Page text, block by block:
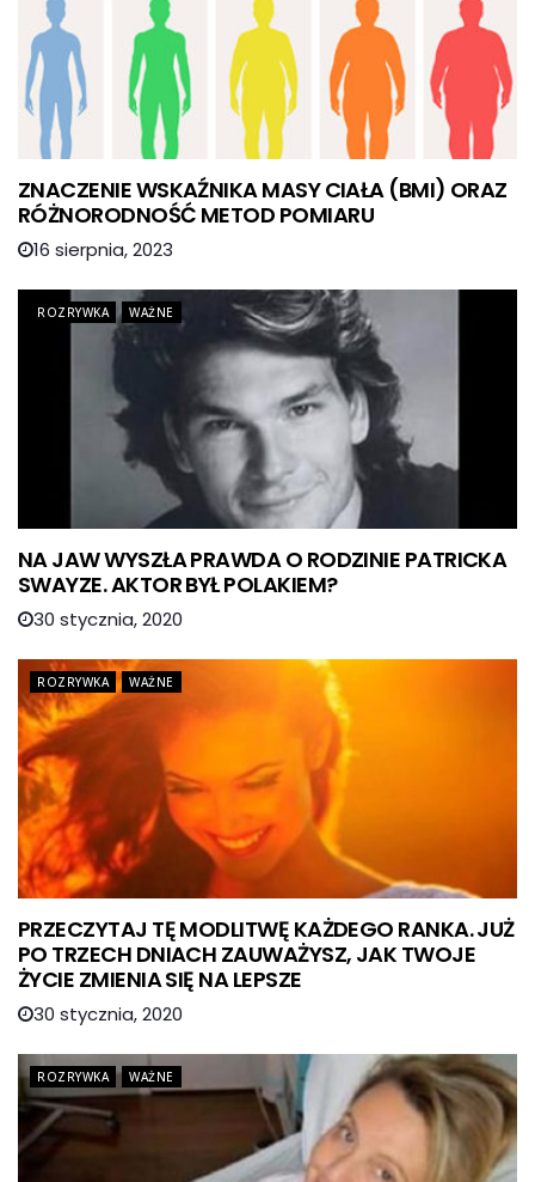
ZNACZENIE WSKAŹNIKA MASY CIAŁA (BMI) ORAZ
RÓŻNORODNOŚĆ METOD POMIARU
16 sierpnia, 2023
ROZRYWKA WAŻNE
NA JAW WYSZŁA PRAWDA O RODZINIE PATRICKA
SWAYZE. AKTOR BYŁ POLAKIEM?
30 stycznia, 2020
ROZRYWKA WAŻNE
PRZECZYTAJ TĘ MODLITWĘ KAŻDEGO RANKA. JUŻ
PO TRZECH DNIACH ZAUWAŻYSZ, JAK TWOJE
ŻYCIE ZMIENIA SIĘ NA LEPSZE
30 stycznia, 2020
ROZRYWKA WAŻNE